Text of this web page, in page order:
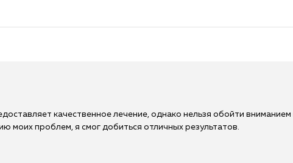
качественное лечение, однако нельзя обойти
моих проблем, я смог добиться отличных результатов.